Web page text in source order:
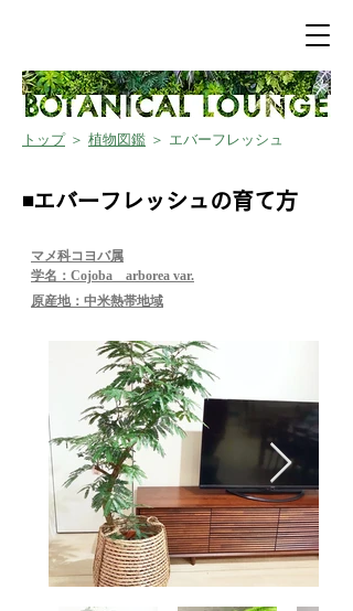
トップ＞ 植物図鑑 ＞ エバーフレッシュ
◾️エバーフレッシュの育て方
​マメ科コヨバ属
学名：Cojoba arborea var.
​原産地：中米熱帯地域